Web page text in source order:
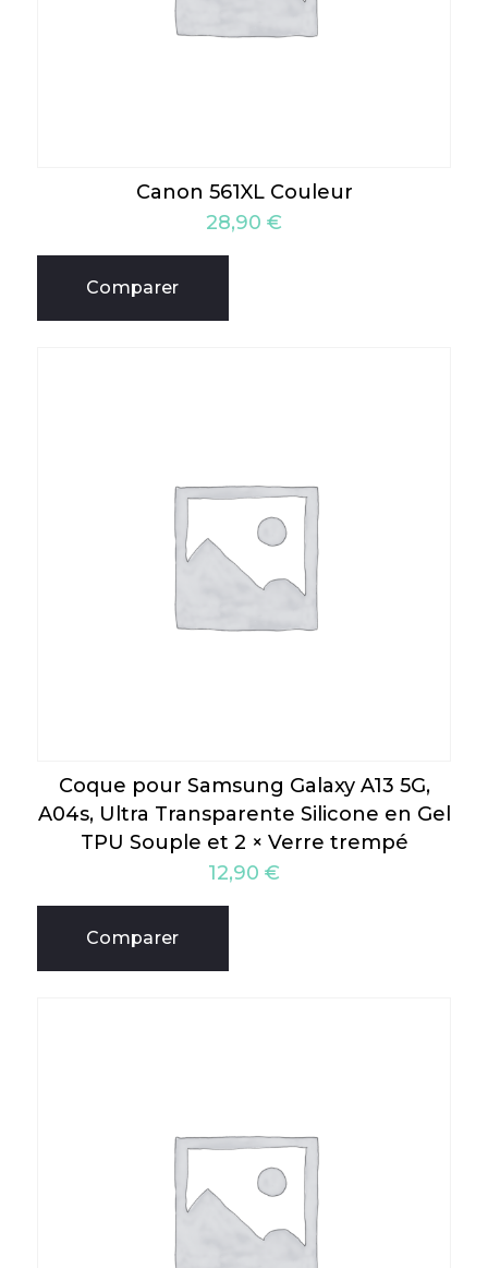
Canon 561XL Couleur
28,90 €
Comparer
Coque pour Samsung Galaxy A13 5G,
A04s, Ultra Transparente Silicone en Gel
TPU Souple et 2 × Verre trempé
12,90 €
Comparer